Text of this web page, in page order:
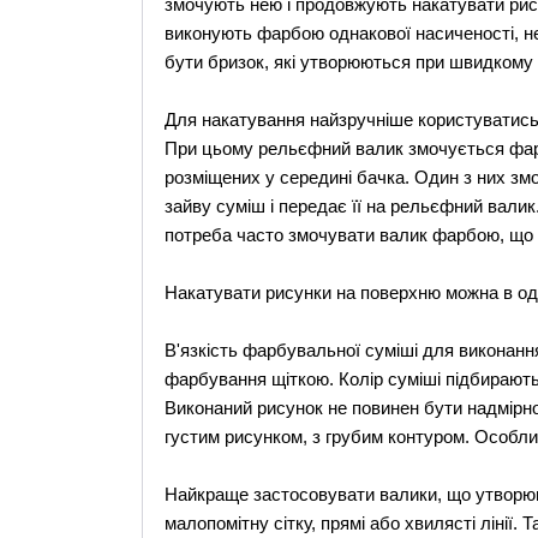
змочують нею і продовжують накатувати
виконують фарбою однакової насиченості,
бути бризок, які утворюються при швидкому
Для накатування найзручніше
При цьому рельєфний валик змочується
розміщених у середині бачка. Один з них
зайву суміш і передає її на рельєфний
потреба часто змочувати валик фарбою, що
Накатувати рисунки на поверхню можна в
В'язкість фарбувальної суміші для
фарбування щіткою. Колір суміші
Виконаний рисунок не повинен бути
густим рисунком, з грубим контуром.
Найкраще застосовувати валики, що
малопомітну сітку, прямі або хвилясті